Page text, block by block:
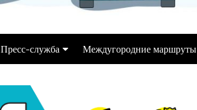
Пресс-служба
Репортажи, статьи,
интервью
Междугородние маршруты